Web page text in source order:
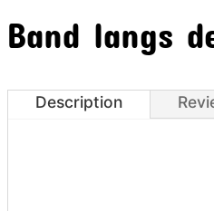
Band langs
Description